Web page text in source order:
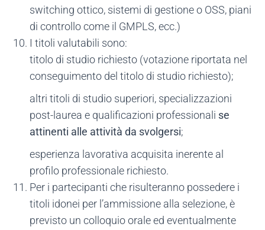
switching ottico, sistemi di gestione o OSS, piani
di controllo come il GMPLS, ecc.)
I titoli valutabili sono:
titolo di studio richiesto (votazione riportata nel
conseguimento del titolo di studio richiesto);
altri titoli di studio superiori, specializzazioni
post-laurea e qualificazioni professionali se
attinenti alle attività da svolgersi;
esperienza lavorativa acquisita inerente al
profilo professionale richiesto.
Per i partecipanti che risulteranno possedere i
titoli idonei per l’ammissione alla selezione, è
previsto un colloquio orale ed eventualmente